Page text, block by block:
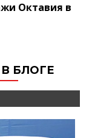
Октавия в
БЛОГЕ